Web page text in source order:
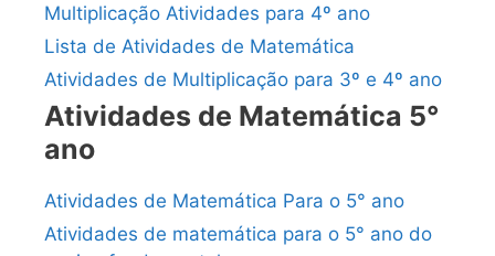
Multiplicação Atividades para 4º ano
Lista de Atividades de Matemática
Atividades de Multiplicação para 3º e 4º ano
Atividades de Matemática 5°
ano
Atividades de Matemática Para o 5° ano
Atividades de matemática para o 5° ano do